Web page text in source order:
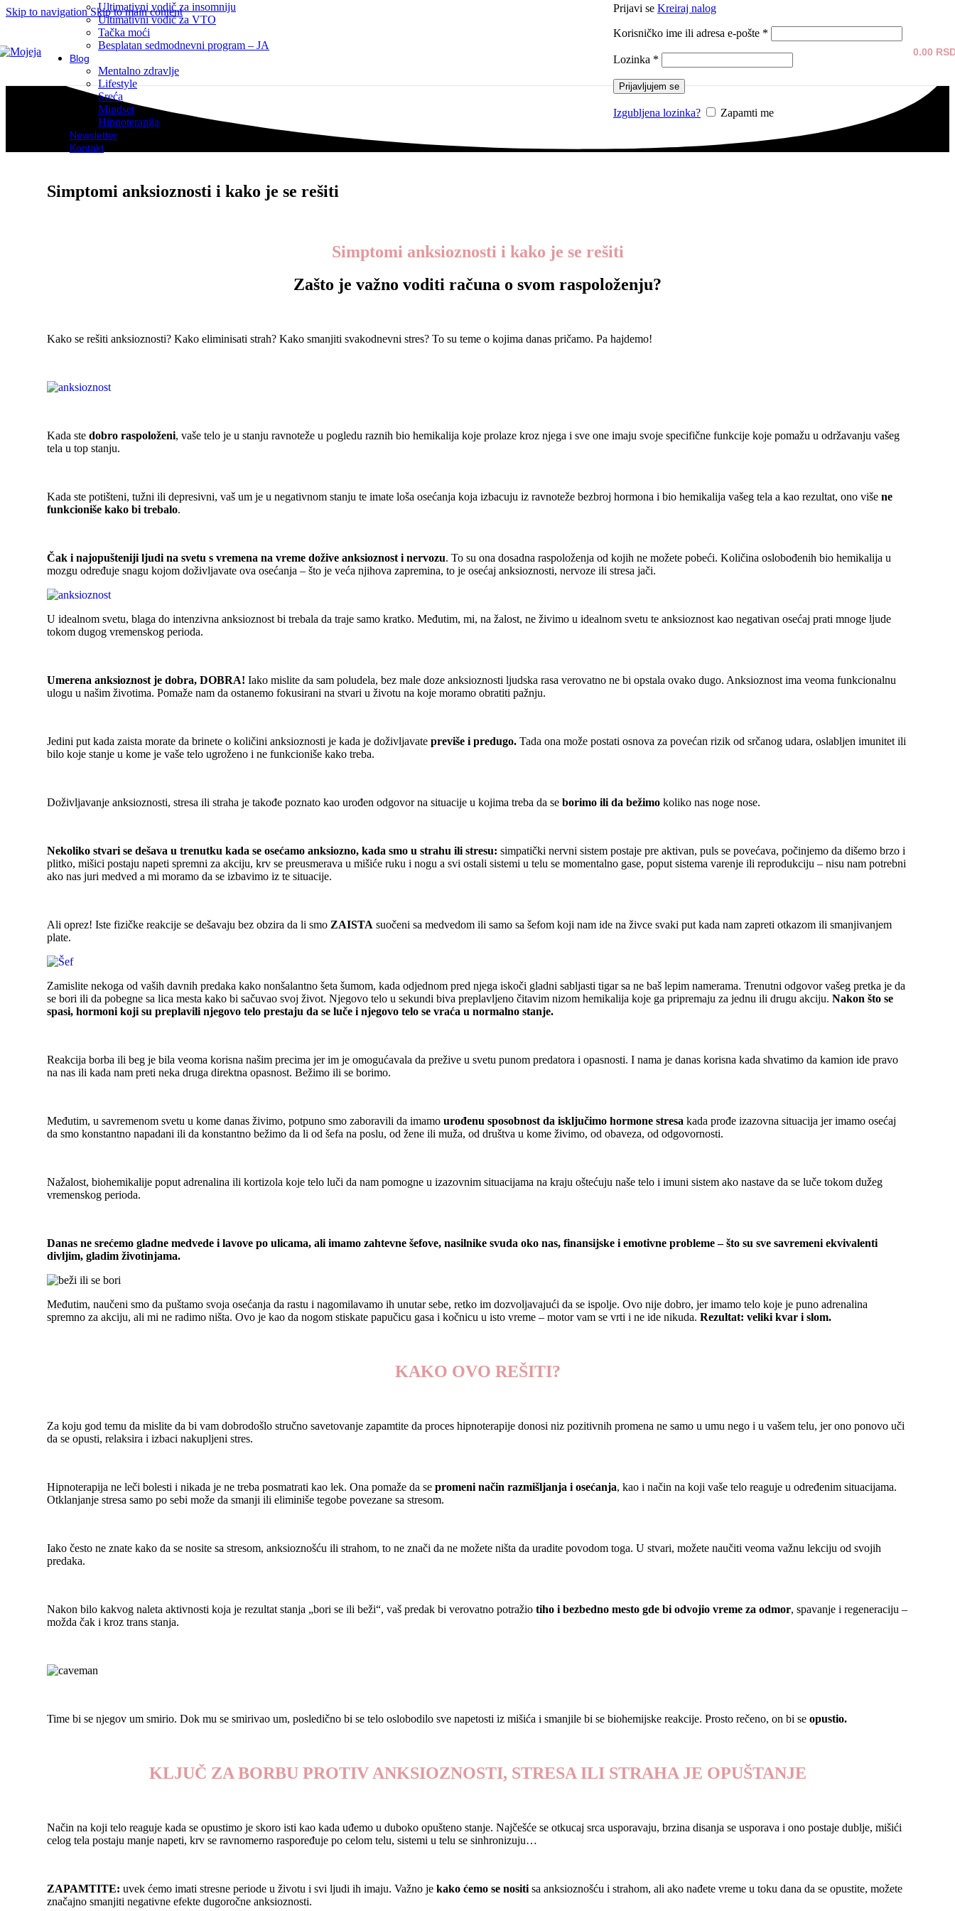
Skip to navigationSkip to main content
Ultimativni vodič za insomniju
Ultimativni vodič za VTO
Tačka moći
Besplatan sedmodnevni program – JA
Blog
Mentalno zdravlje
Lifestyle
Sreća
Mindset
Hipnoterapija
Newsletter
Kontakt
Prijavi se Kreiraj nalog
Korisničko ime ili adresa e-pošte *
Lozinka *
Prijavljujem se
Izgubljena lozinka? Zapamti me
0.00
Simptomi anksioznosti i kako je se rešiti
Simptomi anksioznosti i kako je se rešiti
Zašto je važno voditi računa o svom raspoloženju?
Kako se rešiti anksioznosti? Kako eliminisati strah? Kako smanjiti svakodnevni stres? To su teme o kojima danas pričamo. Pa hajdemo!
Kada ste dobro raspoloženi, vaše telo je u stanju ravnoteže u pogledu raznih bio hemikalija koje prolaze kroz njega i sve one imaju svoje specifične funkcije koje pomažu u održavanju vašeg
tela u top stanju.
Kada ste potišteni, tužni ili depresivni, vaš um je u negativnom stanju te imate loša osećanja koja izbacuju iz ravnoteže bezbroj hormona i bio hemikalija vašeg tela a kao rezultat, ono više ne
funkcioniše kako bi trebalo.
Čak i najopušteniji ljudi na svetu s vremena na vreme dožive anksioznost i nervozu. To su ona dosadna raspoloženja od kojih ne možete pobeći. Količina oslobođenih bio hemikalija u
mozgu određuje snagu kojom doživljavate ova osećanja – što je veća njihova zapremina, to je osećaj anksioznosti, nervoze ili stresa jači.
U idealnom svetu, blaga do intenzivna anksioznost bi trebala da traje samo kratko. Međutim, mi, na žalost, ne živimo u idealnom svetu te anksioznost kao negativan osećaj prati mnoge ljude
tokom dugog vremenskog perioda.
Umerena anksioznost je dobra, DOBRA! Iako mislite da sam poludela, bez male doze anksioznosti ljudska rasa verovatno ne bi opstala ovako dugo. Anksioznost ima veoma funkcionalnu
ulogu u našim životima. Pomaže nam da ostanemo fokusirani na stvari u životu na koje moramo obratiti pažnju.
Jedini put kada zaista morate da brinete o količini anksioznosti je kada je doživljavate previše i predugo. Tada ona može postati osnova za povećan rizik od srčanog udara, oslabljen imunitet ili
bilo koje stanje u kome je vaše telo ugroženo i ne funkcioniše kako treba.
Doživljavanje anksioznosti, stresa ili straha je takođe poznato kao urođen odgovor na situacije u kojima treba da se borimo ili da bežimo koliko nas noge nose.
Nekoliko stvari se dešava u trenutku kada se osećamo anksiozno, kada smo u strahu ili stresu: simpatički nervni sistem postaje pre aktivan, puls se povećava, počinjemo da dišemo brzo i
plitko, mišici postaju napeti spremni za akciju, krv se preusmerava u mišiće ruku i nogu a svi ostali sistemi u telu se momentalno gase, poput sistema varenje ili reprodukciju – nisu nam potrebni
ako nas juri medved a mi moramo da se izbavimo iz te situacije.
Ali oprez! Iste fizičke reakcije se dešavaju bez obzira da li smo ZAISTA suočeni sa medvedom ili samo sa šefom koji nam ide na živce svaki put kada nam zapreti otkazom ili smanjivanjem
plate.
Zamislite nekoga od vaših davnih predaka kako nonšalantno šeta šumom, kada odjednom pred njega iskoči gladni sabljasti tigar sa ne baš lepim namerama. Trenutni odgovor vašeg pretka je da
se bori ili da pobegne sa lica mesta kako bi sačuvao svoj život. Njegovo telo u sekundi biva preplavljeno čitavim nizom hemikalija koje ga pripremaju za jednu ili drugu akciju. Nakon što se
spasi, hormoni koji su preplavili njegovo telo prestaju da se luče i njegovo telo se vraća u normalno stanje.
Reakcija borba ili beg je bila veoma korisna našim precima jer im je omogućavala da prežive u svetu punom predatora i opasnosti. I nama je danas korisna kada shvatimo da kamion ide pravo
na nas ili kada nam preti neka druga direktna opasnost. Bežimo ili se borimo.
Međutim, u savremenom svetu u kome danas živimo, potpuno smo zaboravili da imamo urođenu sposobnost da isključimo hormone stresa kada prođe izazovna situacija jer imamo osećaj
da smo konstantno napadani ili da konstantno bežimo da li od šefa na poslu, od žene ili muža, od društva u kome živimo, od obaveza, od odgovornosti.
Nažalost, biohemikalije poput adrenalina ili kortizola koje telo luči da nam pomogne u izazovnim situacijama na kraju oštećuju naše telo i imuni sistem ako nastave da se luče tokom dužeg
vremenskog perioda.
Danas ne srećemo gladne medvede i lavove po ulicama, ali imamo zahtevne šefove, nasilnike svuda oko nas, finansijske i emotivne probleme – što su sve savremeni ekvivalenti
divljim, gladim životinjama.
Međutim, naučeni smo da puštamo svoja osećanja da rastu i nagomilavamo ih unutar sebe, retko im dozvoljavajući da se ispolje. Ovo nije dobro, jer imamo telo koje je puno adrenalina
spremno za akciju, ali mi ne radimo ništa. Ovo je kao da nogom stiskate papučicu gasa i kočnicu u isto vreme – motor vam se vrti i ne ide nikuda. Rezultat: veliki kvar i slom.
KAKO OVO REŠITI?
Za koju god temu da mislite da bi vam dobrodošlo stručno savetovanje zapamtite da proces hipnoterapije donosi niz pozitivnih promena ne samo u umu nego i u vašem telu, jer ono ponovo uči
da se opusti, relaksira i izbaci nakupljeni stres.
Hipnoterapija ne leči bolesti i nikada je ne treba posmatrati kao lek. Ona pomaže da se promeni način razmišljanja i osećanja, kao i način na koji vaše telo reaguje u određenim situacijama.
Otklanjanje stresa samo po sebi može da smanji ili eliminiše tegobe povezane sa stresom.
Iako često ne znate kako da se nosite sa stresom, anksioznošću ili strahom, to ne znači da ne možete ništa da uradite povodom toga. U stvari, možete naučiti veoma važnu lekciju od svojih
predaka.
Nakon bilo kakvog naleta aktivnosti koja je rezultat stanja „bori se ili beži“, vaš predak bi verovatno potražio tiho i bezbedno mesto gde bi odvojio vreme za odmor, spavanje i regeneraciju –
možda čak i kroz trans stanja.
Time bi se njegov um smirio. Dok mu se smirivao um, posledično bi se telo oslobodilo sve napetosti iz mišića i smanjile bi se biohemijske reakcije. Prosto rečeno, on bi se opustio.
KLJUČ ZA BORBU PROTIV ANKSIOZNOSTI, STRESA ILI STRAHA JE OPUŠTANJE
Način na koji telo reaguje kada se opustimo je skoro isti kao kada uđemo u duboko opušteno stanje. Najčešće se otkucaj srca usporavaju, brzina disanja se usporava i ono postaje dublje, mišići
celog tela postaju manje napeti, krv se ravnomerno raspoređuje po celom telu, sistemi u telu se sinhronizuju…
ZAPAMTITE: uvek ćemo imati stresne periode u životu i svi ljudi ih imaju. Važno je kako ćemo se nositi sa anksioznošću i strahom, ali ako nađete vreme u toku dana da se opustite, možete
značajno smanjiti negativne efekte dugoročne anksioznosti.